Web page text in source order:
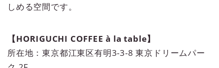
しめる空間です。
【HORIGUCHI COFFEE à la table】
所在地：東京都江東区有明3-3-8 東京ドリームパー